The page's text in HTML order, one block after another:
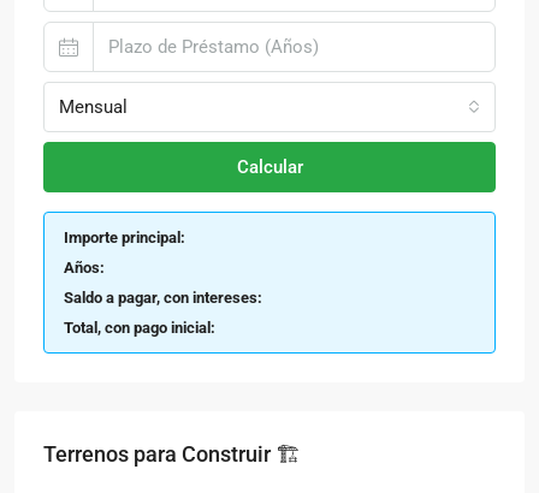
Mensual
Calcular
Importe principal:
Años:
Saldo a pagar, con intereses:
Total, con pago inicial:
Terrenos para Construir 🏗